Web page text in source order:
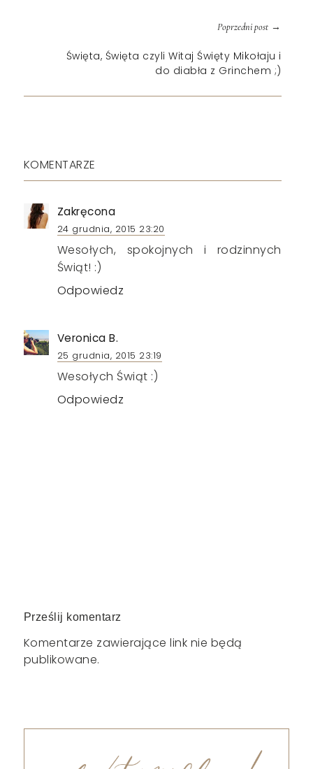
Poprzedni post→
Święta, Święta czyli Witaj Święty Mikołaju i
do diabła z Grinchem ;)
KOMENTARZE
Zakręcona
24 grudnia, 2015 23:20
Wesołych, spokojnych i rodzinnych
Świąt! :)
Odpowiedz
Veronica B.
25 grudnia, 2015 23:19
Wesołych Świąt :)
Odpowiedz
Prześlij komentarz
Komentarze zawierające link nie będą
publikowane.